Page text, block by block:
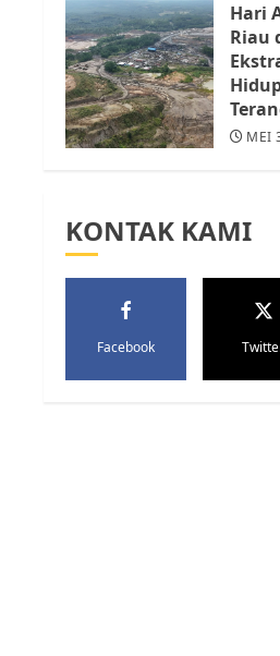
Hari
Riau
MEI
KONTAK KAMI
Facebook